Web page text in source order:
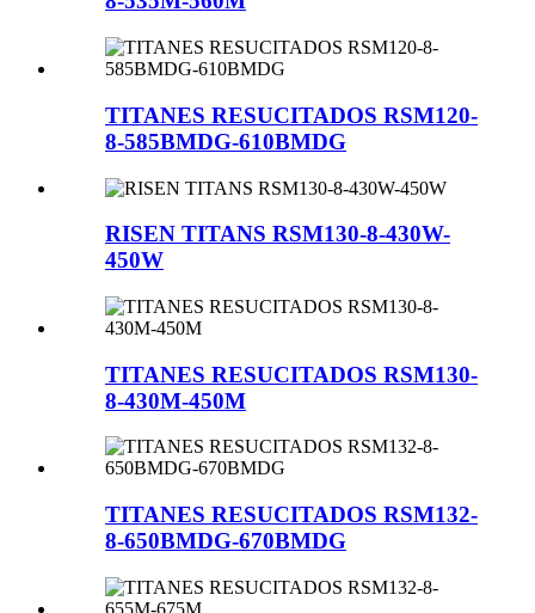
TITANES RESUCITADOS RSM120-
8-585BMDG-610BMDG
RISEN TITANS RSM130-8-430W-
450W
TITANES RESUCITADOS RSM130-
8-430M-450M
TITANES RESUCITADOS RSM132-
8-650BMDG-670BMDG